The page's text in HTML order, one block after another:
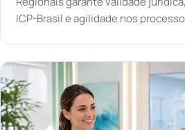
ICP-Brasil e agilidade nos